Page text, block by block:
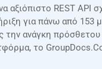
αξιόπιστο REST API
για πάνω από 153
ανάγκη
το